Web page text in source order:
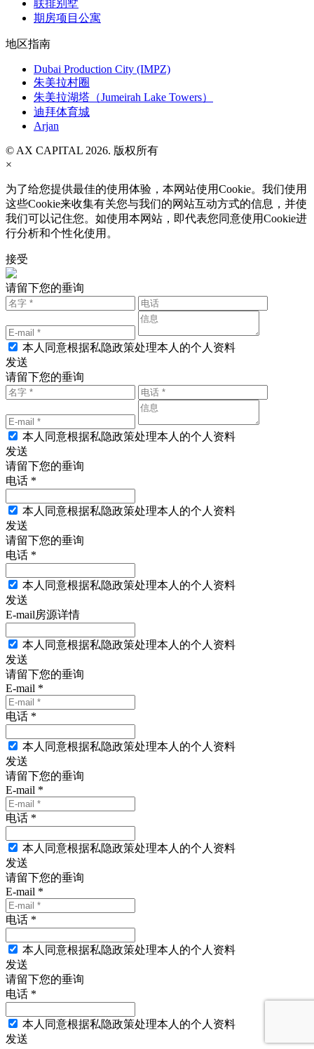
联排别墅
期房项目公寓
地区指南
Dubai Production City (IMPZ)
朱美拉村圈
朱美拉湖塔（Jumeirah Lake Towers）
迪拜体育城
Arjan
© AX CAPITAL 2026. 版权所有
×
为了给您提供最佳的使用体验，本网站使用Cookie。我们使用
这些Cookie来收集有关您与我们的网站互动方式的信息，并使
我们可以记住您。如使用本网站，即代表您同意使用Cookie进
行分析和个性化使用。
接受
请留下您的垂询
本人同意根据私隐政策处理本人的个人资料
发送
请留下您的垂询
本人同意根据私隐政策处理本人的个人资料
发送
请留下您的垂询
电话 *
本人同意根据私隐政策处理本人的个人资料
发送
请留下您的垂询
电话 *
本人同意根据私隐政策处理本人的个人资料
发送
E-mail房源详情
本人同意根据私隐政策处理本人的个人资料
发送
请留下您的垂询
E-mail *
电话 *
本人同意根据私隐政策处理本人的个人资料
发送
请留下您的垂询
E-mail *
电话 *
本人同意根据私隐政策处理本人的个人资料
发送
请留下您的垂询
E-mail *
电话 *
本人同意根据私隐政策处理本人的个人资料
发送
请留下您的垂询
电话 *
本人同意根据私隐政策处理本人的个人资料
发送